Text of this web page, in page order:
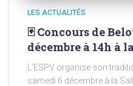
LES ACTUALITÉS
🃏 Concours de
décembre à 14h à
L’ESPV organise son
samedi 6 décembre à la